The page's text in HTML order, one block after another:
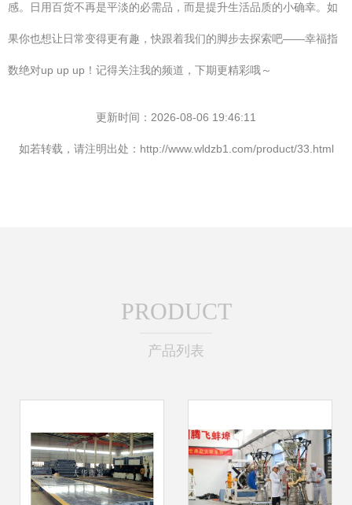
感。日用百货不再是平淡的必需品，而是提升生活品质的小确幸。如
果你也想让日常变得更有趣，快跟着我们的脚步去探索吧——幸福指
数绝对up up up！记得关注我的频道，下期更精彩哦～
更新时间：2026-08-06 19:46:11
如若转载，请注明出处：http://www.wldzb1.com/product/33.html
PRODUCT
产品列表